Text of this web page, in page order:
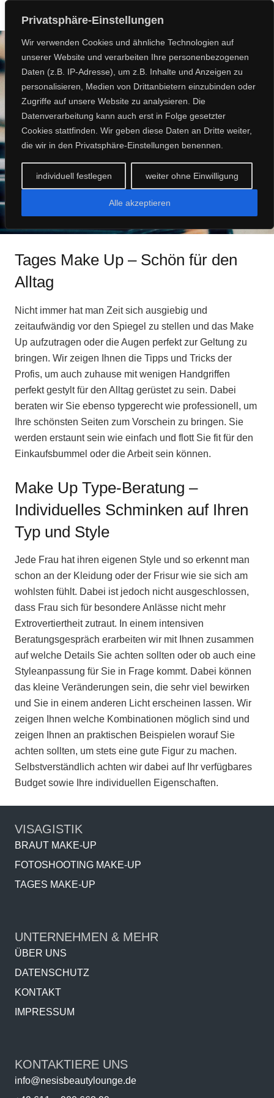
Privatsphäre-Einstellungen
Wir verwenden Cookies und ähnliche Technologien auf
unserer Website und verarbeiten Ihre personenbezogenen
Daten (z.B. IP-Adresse), um z.B. Inhalte und Anzeigen zu
personalisieren, Medien von Drittanbietern einzubinden oder
Zugriffe auf unsere Website zu analysieren. Die
Datenverarbeitung kann auch erst in Folge gesetzter
Cookies stattfinden. Wir geben diese Daten an Dritte weiter,
die wir in den Privatsphäre-Einstellungen benennen.
individuell festlegen weiter ohne Einwilligung
Alle akzeptieren
TAGES MAKE-UP UND TYP-
BERATUNG
Tages Make Up – Schön für den
Alltag
Nicht immer hat man Zeit sich ausgiebig und
zeitaufwändig vor den Spiegel zu stellen und das Make
Up aufzutragen oder die Augen perfekt zur Geltung zu
bringen. Wir zeigen Ihnen die Tipps und Tricks der
Profis, um auch zuhause mit wenigen Handgriffen
perfekt gestylt für den Alltag gerüstet zu sein. Dabei
beraten wir Sie ebenso typgerecht wie professionell, um
Ihre schönsten Seiten zum Vorschein zu bringen. Sie
werden erstaunt sein wie einfach und flott Sie fit für den
Einkaufsbummel oder die Arbeit sein können.
Make Up Type-Beratung –
Individuelles Schminken auf Ihren
Typ und Style
Jede Frau hat ihren eigenen Style und so erkennt man
schon an der Kleidung oder der Frisur wie sie sich am
wohlsten fühlt. Dabei ist jedoch nicht ausgeschlossen,
dass Frau sich für besondere Anlässe nicht mehr
Extrovertiertheit zutraut. In einem intensiven
Beratungsgespräch erarbeiten wir mit Ihnen zusammen
auf welche Details Sie achten sollten oder ob auch eine
Styleanpassung für Sie in Frage kommt. Dabei können
das kleine Veränderungen sein, die sehr viel bewirken
und Sie in einem anderen Licht erscheinen lassen. Wir
zeigen Ihnen welche Kombinationen möglich sind und
zeigen Ihnen an praktischen Beispielen worauf Sie
achten sollten, um stets eine gute Figur zu machen.
Selbstverständlich achten wir dabei auf Ihr verfügbares
Budget sowie Ihre individuellen Eigenschaften.
VISAGISTIK
BRAUT MAKE-UP
FOTOSHOOTING MAKE-UP
TAGES MAKE-UP
UNTERNEHMEN & MEHR
ÜBER UNS
DATENSCHUTZ
KONTAKT
IMPRESSUM
KONTAKTIERE UNS
info@nesisbeautylounge.de